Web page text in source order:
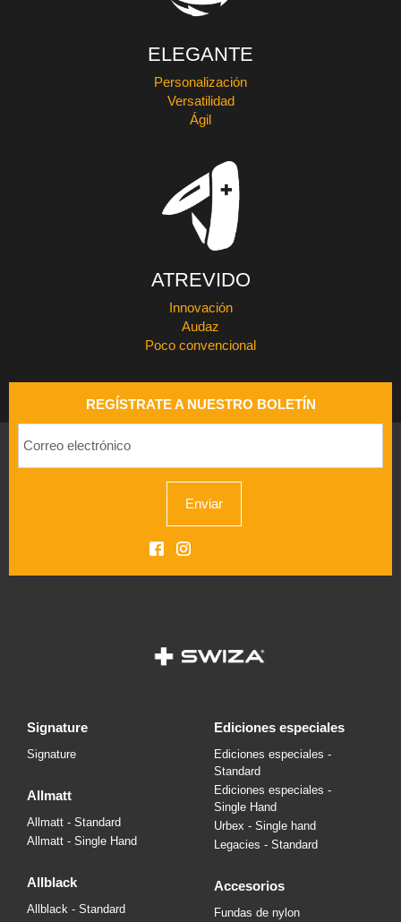
ELEGANTE
Personalización
Versatilidad
Ágil
ATREVIDO
Innovación
Audaz
Poco convencional
REGÍSTRATE A NUESTRO BOLETÍN
Enviar
signature
Signature
allmatt
Allmatt - Standard
Allmatt - Single Hand
allblack
Allblack - Standard
ediciones especiales
Ediciones especiales -
Standard
Ediciones especiales -
Single Hand
Urbex - Single hand
Legacies - Standard
accesorios
Fundas de nylon